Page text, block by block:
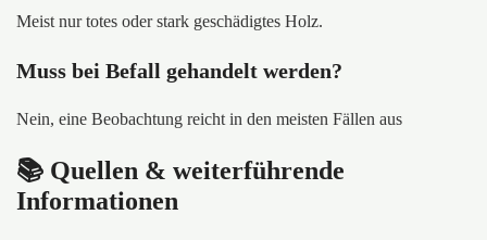
Meist nur totes oder stark geschädigtes Holz.
Muss bei Befall gehandelt werden?
Nein, eine Beobachtung reicht in den meisten Fällen aus
📚 Quellen & weiterführende
Informationen